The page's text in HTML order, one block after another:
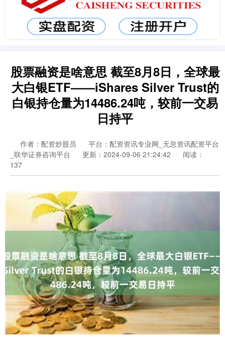
股票融资是啥意思 截至8月8日，全球最
大白银ETF——iShares Silver Trust的
白银持仓量为14486.24吨，较前一交易
日持平
作者：配资炒股员
平台：配资资讯专业网_无息资讯配资平台
_联华证券咨询平台
更新：2024-09-06 21:24:42
阅读：
137